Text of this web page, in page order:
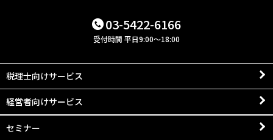
03-5422-6166
受付時間 平日9:00～18:00
税理士向けサービス
経営者向けサービス
セミナー